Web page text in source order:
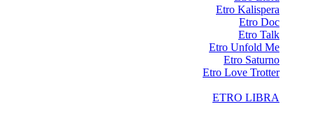
Etro Kalispera
Etro Doc
Etro Talk
Etro Unfold Me
Etro Saturno
Etro Love Trotter
ETRO LIBRA